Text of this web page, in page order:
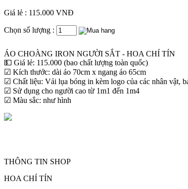
Giá lẻ : 115.000 VNĐ
Chọn số lượng :
ÁO CHOÀNG IRON NGƯỜI SẮT - HOA CHÍ TÍN
💵 Giá lẻ: 115.000 (bao chất lượng toàn quốc)
☑ Kích thước: dài áo 70cm x ngang áo 65cm
☑ Chất liệu: Vải lụa bóng in kèm logo của các nhân vật,
☑ Sử dụng cho người cao từ 1m1 đến 1m4
☑ Màu sắc: như hình
THÔNG TIN SHOP
HOA CHÍ TÍN